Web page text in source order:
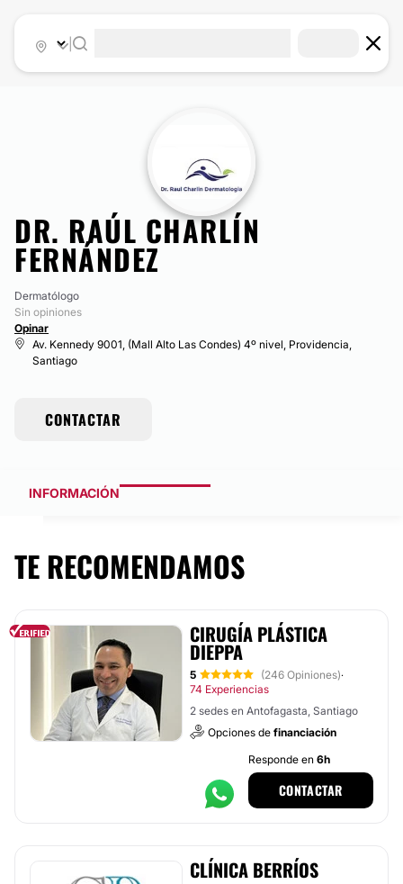
DR. RAÚL CHARLÍN
FERNÁNDEZ
Dermatólogo
Sin opiniones
Opinar
Av. Kennedy 9001, (Mall Alto Las Condes) 4º nivel, Providencia,
Santiago
CONTACTAR
INFORMACIÓN
TE RECOMENDAMOS
CIRUGÍA PLÁSTICA
DIEPPA
5 (246 Opiniones)·
74 Experiencias
2 sedes en Antofagasta, Santiago
Opciones de financiación
Responde en 6h
CONTACTAR
CLÍNICA BERRÍOS